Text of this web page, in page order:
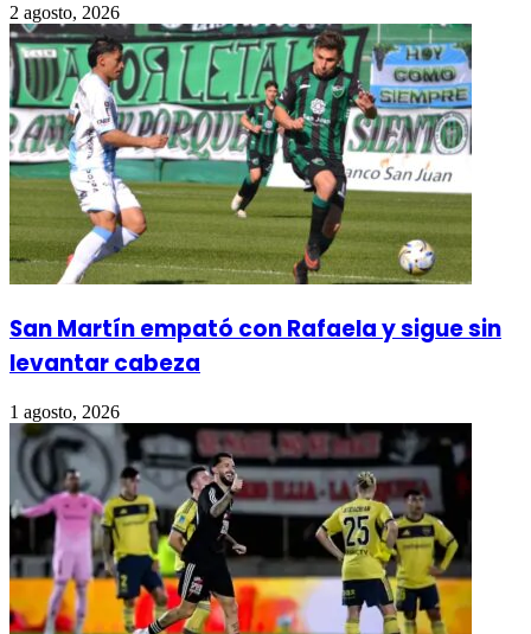
2 agosto, 2026
San Martín empató con Rafaela y sigue sin
levantar cabeza
1 agosto, 2026